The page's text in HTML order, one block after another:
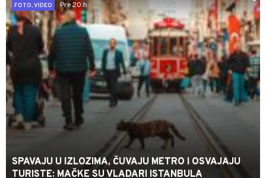
FOTO, VIDEO
Pre 20 h
SPAVAJU U IZLOZIMA, ČUVAJU METRO I OSVAJAJU
TURISTE: MAČKE SU VLADARI ISTANBULA